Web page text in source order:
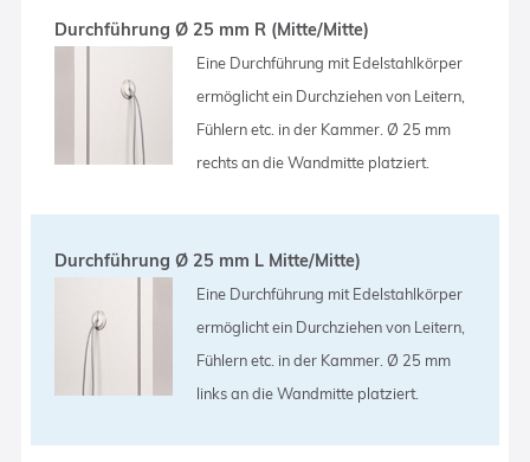
Durchführung Ø 25 mm R (Mitte/Mitte)
Eine Durchführung mit Edelstahlkörper
ermöglicht ein Durchziehen von Leitern,
Fühlern etc. in der Kammer. Ø 25 mm
rechts an die Wandmitte platziert.
Durchführung Ø 25 mm L Mitte/Mitte)
Eine Durchführung mit Edelstahlkörper
ermöglicht ein Durchziehen von Leitern,
Fühlern etc. in der Kammer. Ø 25 mm
links an die Wandmitte platziert.